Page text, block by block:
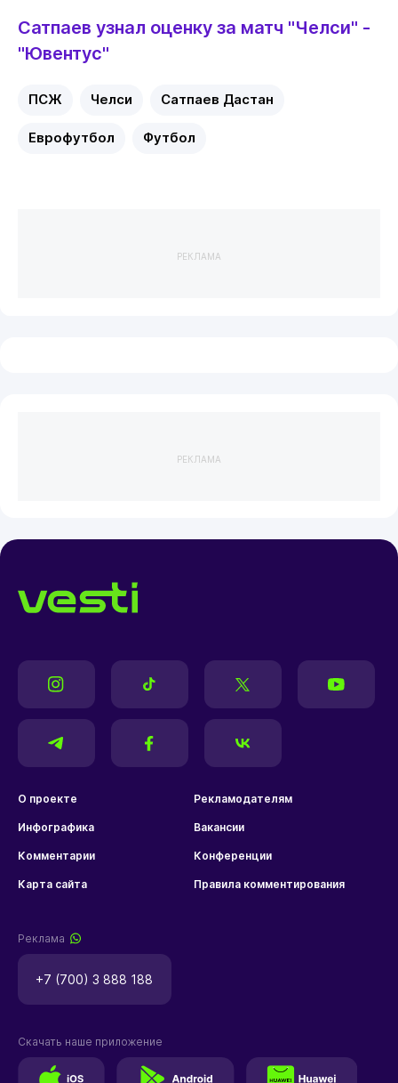
Сатпаев узнал оценку за матч "Челси" -
"Ювентус"
ПСЖ Челси Сатпаев Дастан
Еврофутбол Футбол
РЕКЛАМА
РЕКЛАМА
О проекте Рекламодателям
Инфографика Вакансии
Комментарии Конференции
Карта сайта Правила комментирования
Реклама
+7 (700) 3 888 188
Скачать наше приложение